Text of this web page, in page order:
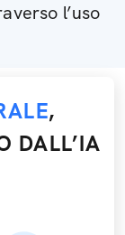
l’uso
,
DALL’IA